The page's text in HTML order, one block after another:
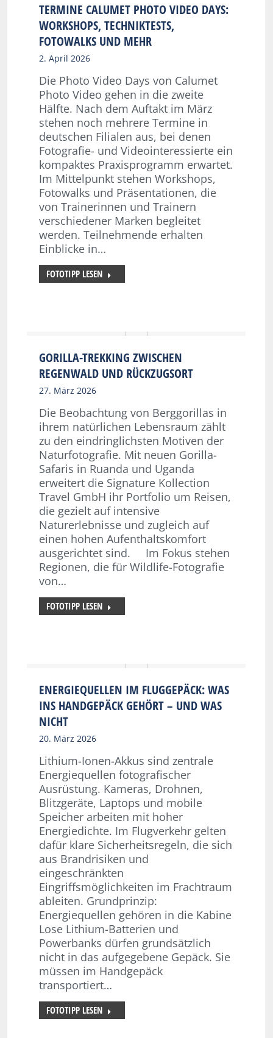
TERMINE CALUMET PHOTO VIDEO DAYS:
WORKSHOPS, TECHNIKTESTS,
FOTOWALKS UND MEHR
2. April 2026
Die Photo Video Days von Calumet
Photo Video gehen in die zweite
Hälfte. Nach dem Auftakt im März
stehen noch mehrere Termine in
deutschen Filialen aus, bei denen
Fotografie- und Videointeressierte ein
kompaktes Praxisprogramm erwartet.
Im Mittelpunkt stehen Workshops,
Fotowalks und Präsentationen, die
von Trainerinnen und Trainern
verschiedener Marken begleitet
werden. Teilnehmende erhalten
Einblicke in…
FOTOTIPP LESEN
GORILLA-TREKKING ZWISCHEN
REGENWALD UND RÜCKZUGSORT
27. März 2026
Die Beobachtung von Berggorillas in
ihrem natürlichen Lebensraum zählt
zu den eindringlichsten Motiven der
Naturfotografie. Mit neuen Gorilla-
Safaris in Ruanda und Uganda
erweitert die Signature Kollection
Travel GmbH ihr Portfolio um Reisen,
die gezielt auf intensive
Naturerlebnisse und zugleich auf
einen hohen Aufenthaltskomfort
ausgerichtet sind. Im Fokus stehen
Regionen, die für Wildlife-Fotografie
von…
FOTOTIPP LESEN
ENERGIEQUELLEN IM FLUGGEPÄCK: WAS
INS HANDGEPÄCK GEHÖRT – UND WAS
NICHT
20. März 2026
Lithium-Ionen-Akkus sind zentrale
Energiequellen fotografischer
Ausrüstung. Kameras, Drohnen,
Blitzgeräte, Laptops und mobile
Speicher arbeiten mit hoher
Energiedichte. Im Flugverkehr gelten
dafür klare Sicherheitsregeln, die sich
aus Brandrisiken und
eingeschränkten
Eingriffsmöglichkeiten im Frachtraum
ableiten. Grundprinzip:
Energiequellen gehören in die Kabine
Lose Lithium-Batterien und
Powerbanks dürfen grundsätzlich
nicht in das aufgegebene Gepäck. Sie
müssen im Handgepäck
transportiert…
FOTOTIPP LESEN